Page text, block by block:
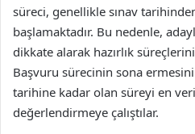
süreci, genellikle sınav
başlamaktadır. Bu nedenle,
dikkate alarak hazırlık
Başvuru sürecinin sona
tarihine kadar olan süreyi en
değerlendirmeye çalıştılar.